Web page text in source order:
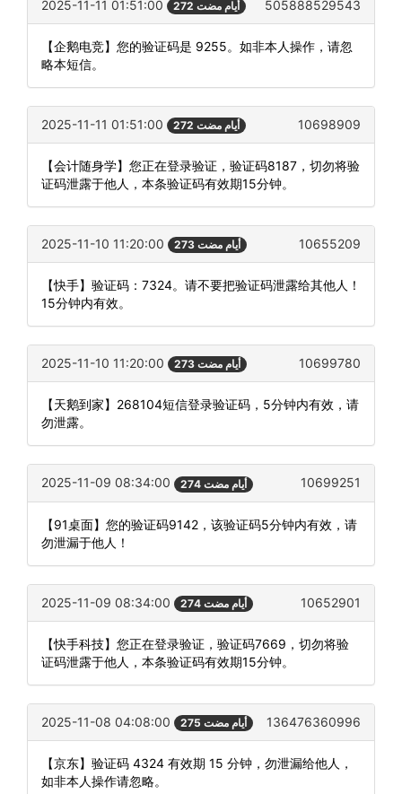
2025-11-11 01:51:00 272 أيام مضت 505888529543
【企鹅电竞】您的验证码是 9255。如非本人操作，请忽
略本短信。
2025-11-11 01:51:00 272 أيام مضت 10698909
【会计随身学】您正在登录验证，验证码8187，切勿将验
证码泄露于他人，本条验证码有效期15分钟。
2025-11-10 11:20:00 273 أيام مضت 10655209
【快手】验证码：7324。请不要把验证码泄露给其他人！
15分钟内有效。
2025-11-10 11:20:00 273 أيام مضت 10699780
【天鹅到家】268104短信登录验证码，5分钟内有效，请
勿泄露。
2025-11-09 08:34:00 274 أيام مضت 10699251
【91桌面】您的验证码9142，该验证码5分钟内有效，请
勿泄漏于他人！
2025-11-09 08:34:00 274 أيام مضت 10652901
【快手科技】您正在登录验证，验证码7669，切勿将验
证码泄露于他人，本条验证码有效期15分钟。
2025-11-08 04:08:00 275 أيام مضت 136476360996
【京东】验证码 4324 有效期 15 分钟，勿泄漏给他人，
如非本人操作请忽略。